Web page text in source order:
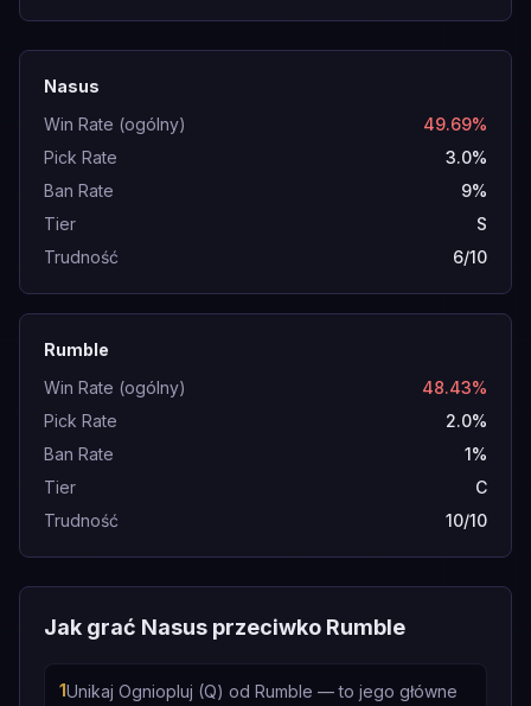
Nasus
Win Rate (ogólny)
49.69%
Pick Rate
3.0%
Ban Rate
9%
Tier
S
Trudność
6/10
Rumble
Win Rate (ogólny)
48.43%
Pick Rate
2.0%
Ban Rate
1%
Tier
C
Trudność
10/10
Jak grać Nasus przeciwko Rumble
1Unikaj Ogniopluj (Q) od Rumble — to jego główne